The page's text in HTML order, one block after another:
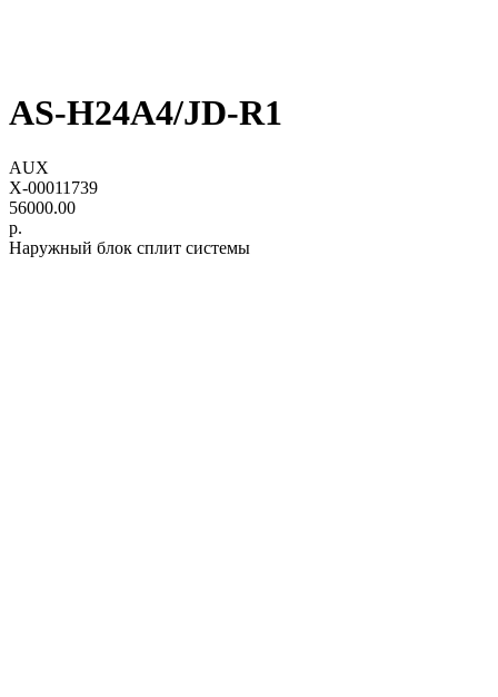
AS-H24A4/JD-R1
AUX
X-00011739
56000.00
р.
Наружный блок сплит системы